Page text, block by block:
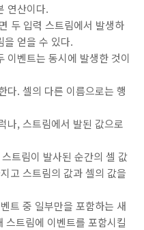
연산이다.
두 입력 스트림에서 발생하
을 얻을 수 있다.
이벤트는 동시에 발생한 것이
다. 셀의 다른 이름으로는 행
나, 스트림에서 발된 값으로
트림이 발사된 순간의 셀 값
고 스트림의 값과 셀의 값을
트 중 일부만을 포함하는 새
스트림에 이벤트를 포함시킬